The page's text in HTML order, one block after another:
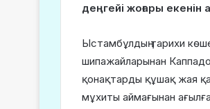
деңгейі жоғары
Ыстамбұлдың тарихи
шипажайларынан
қонақтарды құшақ жая
мұхиты аймағынан